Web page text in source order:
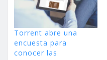
Torrent abre una
encuesta para
conocer las